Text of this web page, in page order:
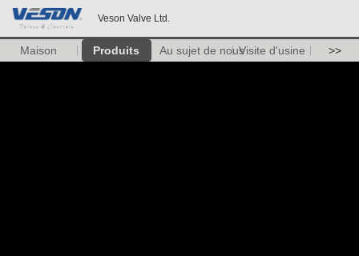
Veson Valve Ltd.
Maison Produits Au sujet de nousVisite d'usine >>